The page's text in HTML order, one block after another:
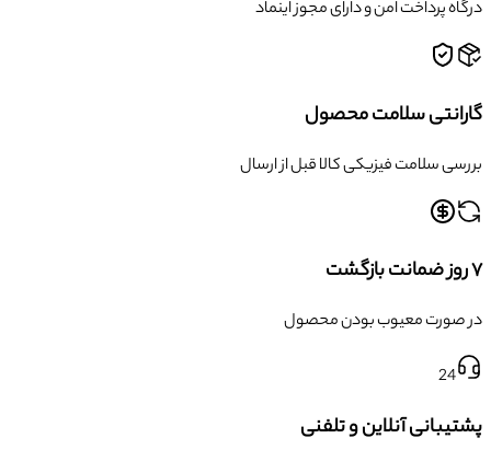
درگاه پرداخت امن و دارای مجوز اینماد
گارانتی سلامت محصول
بررسی سلامت فیزیکی کالا قبل از ارسال
۷ روز ضمانت بازگشت
در صورت معیوب بودن محصول
24
پشتیبانی آنلاین و تلفنی